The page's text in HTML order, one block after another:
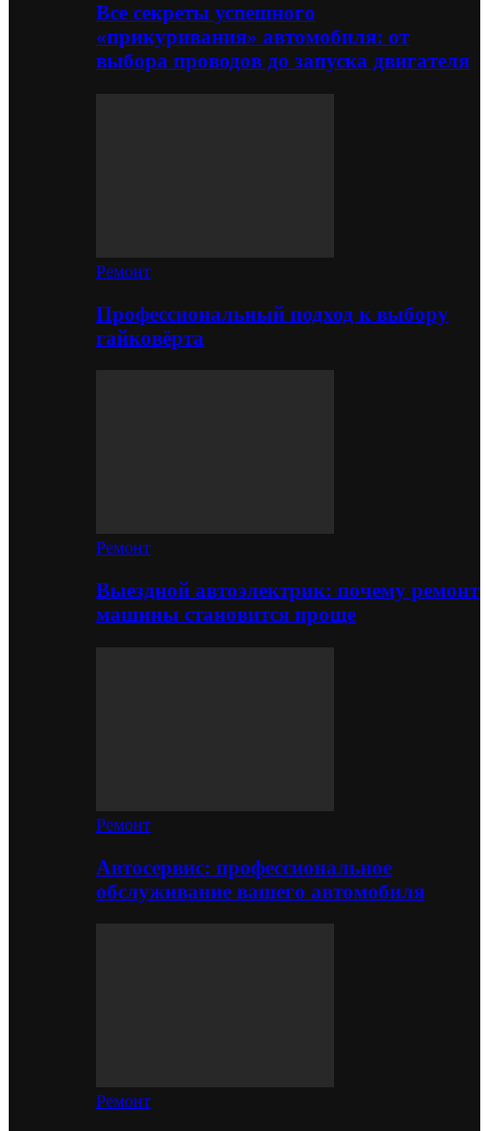
Все секреты успешного
«прикуривания» автомобиля: от
выбора проводов до запуска двигателя
Ремонт
Профессиональный подход к выбору
гайковёрта
Ремонт
Выездной автоэлектрик: почему ремонт
машины становится проще
Ремонт
Автосервис: профессиональное
обслуживание вашего автомобиля
Ремонт